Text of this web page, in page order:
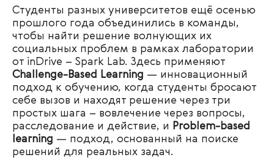
Студенты разных университетов ещё осенью
прошлого года объединились в команды,
чтобы найти решение волнующих их
социальных проблем в рамках лаборатории
от inDrive – Spark Lab. Здесь применяют
Challenge-Based Learning — инновационный
подход к обучению, когда студенты бросают
себе вызов и находят решение через три
простых шага – вовлечение через вопросы,
расследование и действие, и Problem-based
learning — подход, основанный на поиске
решений для реальных задач.